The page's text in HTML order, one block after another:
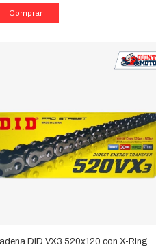
DID VX3 520x120 con X-Ring